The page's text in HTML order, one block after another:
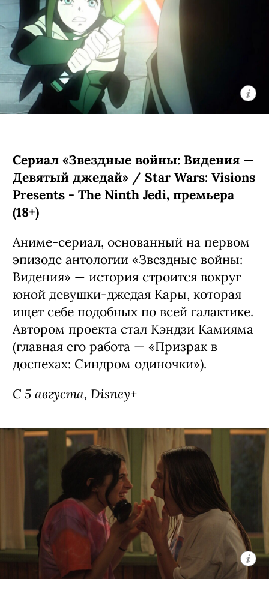
Сериал «Звездные войны: Видения —
Девятый джедай» / Star Wars: Visions
Presents - The Ninth Jedi, премьера